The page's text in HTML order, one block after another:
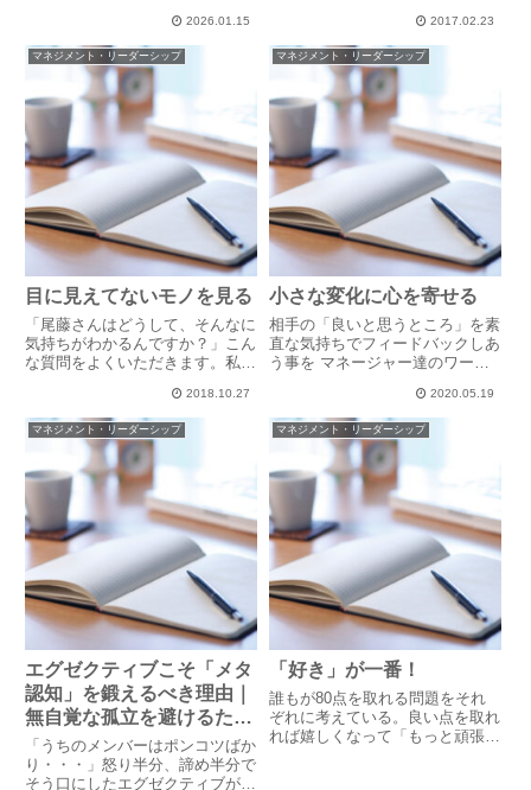
象的でした。AIの進化が止まらな
い時代だからこそ、「人間らし
さ」「人としての魅力」が一層求
められる。人としての魅力は、
誠...
2026.01.15
い。メンバーを守るために必要な
強さを持ちなさい。誘惑や悪に立
ち向かう強さを持ちなさい。「優
2017.02.23
マネジメント・リーダーシップ
目に見えてないモノを見る
「尾藤さんはどうして、そんなに
気持ちがわかるんですか？」こん
な質問をよくいただきます。私は
ありません。「尾藤さんは、僕ら
の気持ちなんか、全然わからな
い！」とかつて、メンバーから訴
えられたことだってあります。
今、...
2018.10.27
マネジメント・リーダーシップ
小さな変化に心を寄せる
相手の「良いと思うところ」を素
直な気持ちでフィードバックしあ
う事を マネージャー達のワーク
「どんな気持ちがしたか」の感想
をコメントしてもらった時、Aさ
んがこんなことを言ったのです。
「今、『スピード感』を自分は
一...
2020.05.19
マネジメント・リーダーシップ
エグゼクティブこそ「メタ
認知」を鍛えるべき理由｜
無自覚な孤立を避けるため
に
「うちのメンバーはポンコツばか
り・・・」怒り半分、諦め半分で
そう口にしたエグゼクティブがい
マネジメント・リーダーシップ
「好き」が一番！
誰もが80点を取れる問題をそれ
ぞれに考えている。良い点を取れ
れば嬉しくなって「もっと頑張ろ